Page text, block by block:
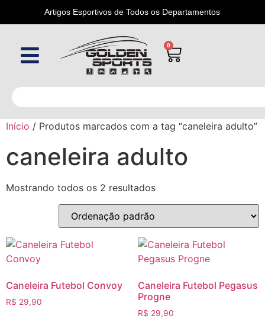
Artigos Esportivos de Todos os Departamentos
0
Início / Produtos marcados com a tag “caneleira adulto”
caneleira adulto
Mostrando todos os 2 resultados
Caneleira Futebol Convoy
R$ 29,90
Caneleira Futebol Pegasus
Progne
R$ 29,90